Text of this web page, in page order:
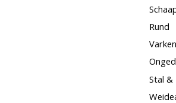
Rund
Varken
Stal &